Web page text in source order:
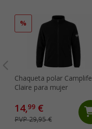
%
Chaqueta polar Camplife
Claire para mujer
14,99 €
PVP 29,95 €